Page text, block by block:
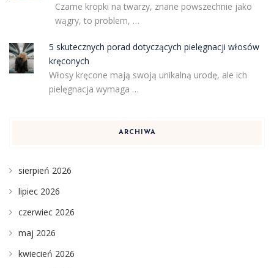
Czarne kropki na twarzy, znane powszechnie jako
wągry, to problem, …
5 skutecznych porad dotyczących pielęgnacji włosów
kręconych
Włosy kręcone mają swoją unikalną urodę, ale ich
pielęgnacja wymaga …
ARCHIWA
sierpień 2026
lipiec 2026
czerwiec 2026
maj 2026
kwiecień 2026